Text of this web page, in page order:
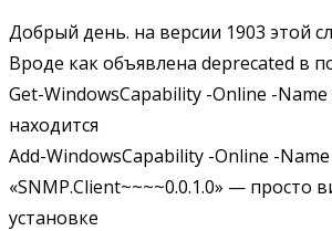
Добрый день. на версии 1903 этой
Вроде как объявлена deprecated в
Get-WindowsCapability -Online -
находится
Add-WindowsCapability -Online -Name
«SNMP.Client~~~~0.0.1.0» — просто
установке